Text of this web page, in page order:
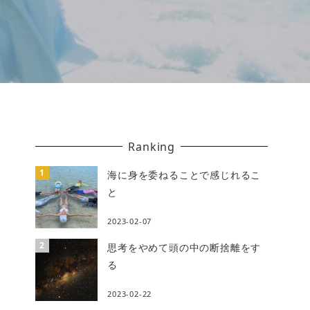
Ranking
海に身を委ねることで感じれるこ
と
2023-02-07
思考をやめて頭の中の断捨離をす
る
2023-02-22